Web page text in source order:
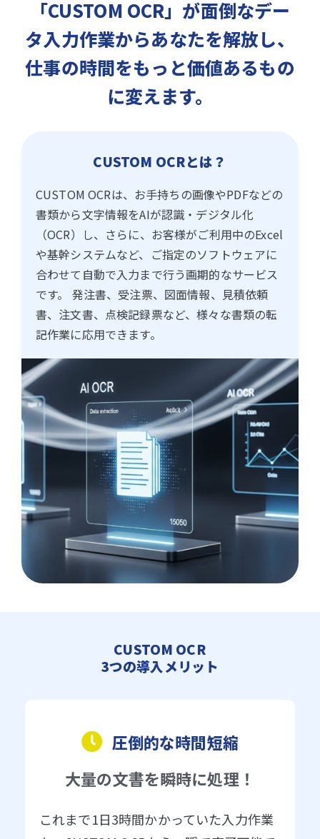
「CUSTOM OCR」が面倒なデー
タ入力作業からあなたを解放し、
仕事の時間をもっと価値あるもの
に変えます。
CUSTOM OCRとは？
CUSTOM OCRは、お手持ちの画像やPDFなどの
書類から文字情報をAIが認識・デジタル化
（OCR）し、さらに、お客様がご利用中のExcel
や基幹システムなど、ご指定のソフトウェアに
合わせて自動で入力まで行う画期的なサービス
です。 発注書、受注票、図面情報、見積依頼
書、注文書、点検記録票など、様々な書類の転
記作業に応用できます。
CUSTOM OCR
3つの導入メリット
圧倒的な時間短縮
大量の文書を瞬時に処理！
これまで1日3時間かかっていた入力作業